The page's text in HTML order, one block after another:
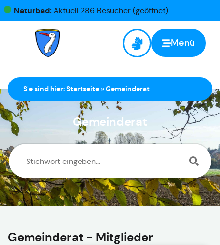
Naturbad: Aktuell 286 Besucher (geöffnet)
Menü
Sie sind hier:Startseite »Gemeinderat
Gemeinderat
Gemeinderat - Mitglieder